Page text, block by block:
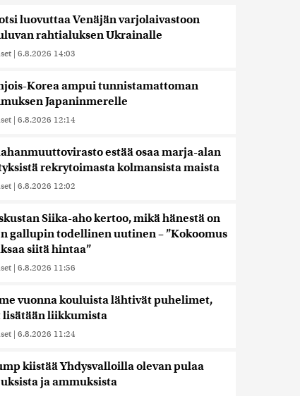
luovuttaa Venäjän varjolaivastoon
rahtialuksen Ukrainalle
| 6.8.2026 14:03
Korea ampui tunnistamattoman
Japaninmerelle
| 6.8.2026 12:14
estää osaa marja-alan
rekrytoimasta kolmansista maista
| 6.8.2026 12:02
Siika-aho kertoo, mikä hänestä on
gallupin todellinen uutinen – ”Kokoomus
siitä hintaa”
| 6.8.2026 11:56
vuonna kouluista lähtivät puhelimet,
lisätään liikkumista
| 6.8.2026 11:24
kiistää Yhdysvalloilla olevan pulaa
ja ammuksista